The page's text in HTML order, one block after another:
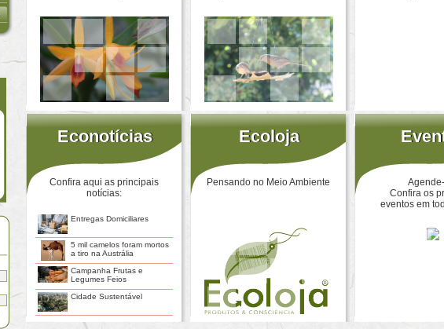
Econotícias
Econotícias
Confira aqui as principais
notícias:
Entregas Domiciliares
5 mil camelos foram mortos
a tiro na Austrália
Campanha Frutas e
Legumes Feios
Cidade Sustentável
Ecoloja
Ecoloja
Pensando no Meio Ambiente
Confira os
eventos em